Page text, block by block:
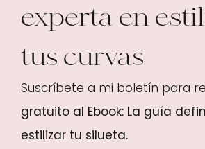
experta en
tus curvas
Suscríbete a mi boletín para
gratuito al Ebook: La guía
estilizar tu silueta.